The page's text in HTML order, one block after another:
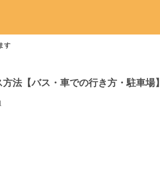
す
法【バス・車での行き方・駐車場】